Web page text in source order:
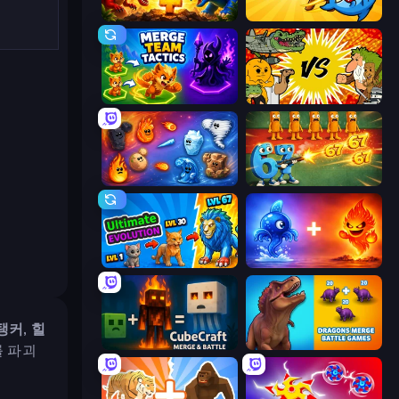
커, 힐
파괴
Jurassic Merge: Dino Evolution Steal Brainrot Survivors
Merge Team Tactics Ultimate Brainrot Battle
Elemental Merge Brainrot Tower Defense
Ultimate Evolution Elemental Monsters: Merge
CubeCraft: Merge & Battle Dragons Merge: Battle Games